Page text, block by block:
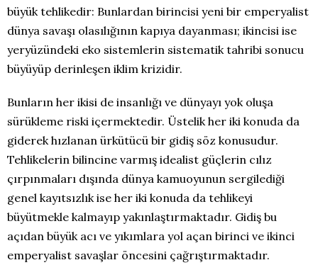
büyük tehlikedir: Bunlardan birincisi yeni bir emperyalist
dünya savaşı olasılığının kapıya dayanması; ikincisi ise
yeryüzündeki eko sistemlerin sistematik tahribi sonucu
büyüyüp derinleşen iklim krizidir.
Bunların her ikisi de insanlığı ve dünyayı yok oluşa
sürükleme riski içermektedir. Üstelik her iki konuda da
giderek hızlanan ürkütücü bir gidiş söz konusudur.
Tehlikelerin bilincine varmış idealist güçlerin cılız
çırpınmaları dışında dünya kamuoyunun sergilediği
genel kayıtsızlık ise her iki konuda da tehlikeyi
büyütmekle kalmayıp yakınlaştırmaktadır. Gidiş bu
açıdan büyük acı ve yıkımlara yol açan birinci ve ikinci
emperyalist savaşlar öncesini çağrıştırmaktadır.